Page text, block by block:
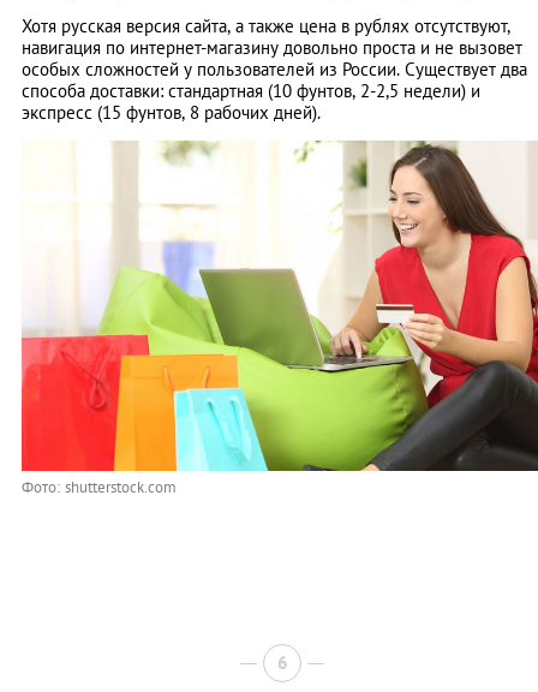
Хотя русская версия сайта, а также цена в рублях отсутствуют,
навигация по интернет-магазину довольно проста и не вызовет
особых сложностей у пользователей из России. Существует два
способа доставки: стандартная (10 фунтов, 2-2,5 недели) и
экспресс (15 фунтов, 8 рабочих дней).
Фото: shutterstock.com
6